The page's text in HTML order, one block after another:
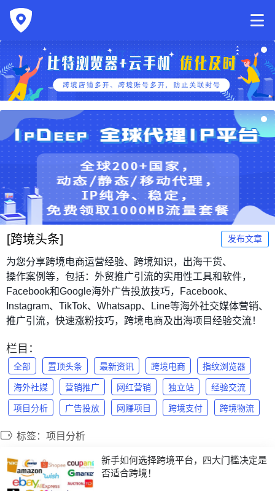
[跨境头条] 发布文章
为您分享跨境电商运营经验、跨境知识，出海干货、
操作案例等，包括：外贸推广引流的实用性工具和软件，
Facebook和Google海外广告投放技巧，Facebook、
Instagram、TikTok、Whatsapp、Line等海外社交媒体营销、
推广引流，快速涨粉技巧，跨境电商及出海项目经验交流！
栏目：
全部 置顶头条 最新资讯 跨境电商 指纹浏览器
海外社媒 营销推广 网红营销 独立站 经验交流
项目分析 广告投放 网赚项目 跨境支付 跨境物流
标签：项目分析
新手如何选择跨境平台，四大门槛决定是
否适合跨境！